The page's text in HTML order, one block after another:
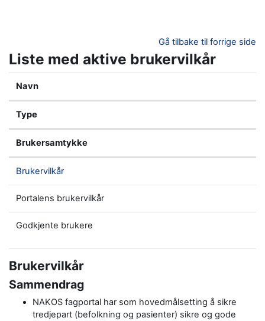
Gå tilbake til forrige side
Liste med aktive brukervilkår
Navn
Type
Brukersamtykke
Brukervilkår
Portalens brukervilkår
Godkjente brukere
Brukervilkår
Sammendrag
NAKOS fagportal har som hovedmålsetting å sikre
tredjepart (befolkning og pasienter) sikre og gode